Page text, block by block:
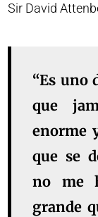
Sir David
“Es uno
que
enorme
que se
no me
grande